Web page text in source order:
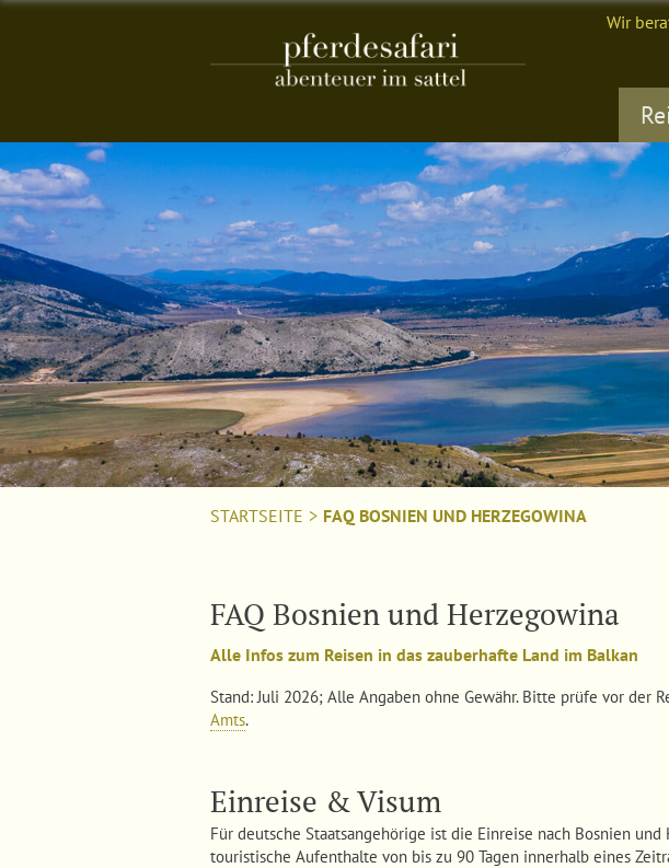
Wir
STARTSEITE > FAQ BOSNIEN UND HERZEGOWINA
FAQ Bosnien und Herzegowina
Alle Infos zum Reisen in das zauberhafte Land im Balkan
Stand: Juli 2026; Alle Angaben ohne Gewähr. Bitte prüfe vor der
Amts.
Einreise & Visum
Für deutsche Staatsangehörige ist die Einreise nach Bosnien
touristische Aufenthalte von bis zu 90 Tagen innerhalb eines